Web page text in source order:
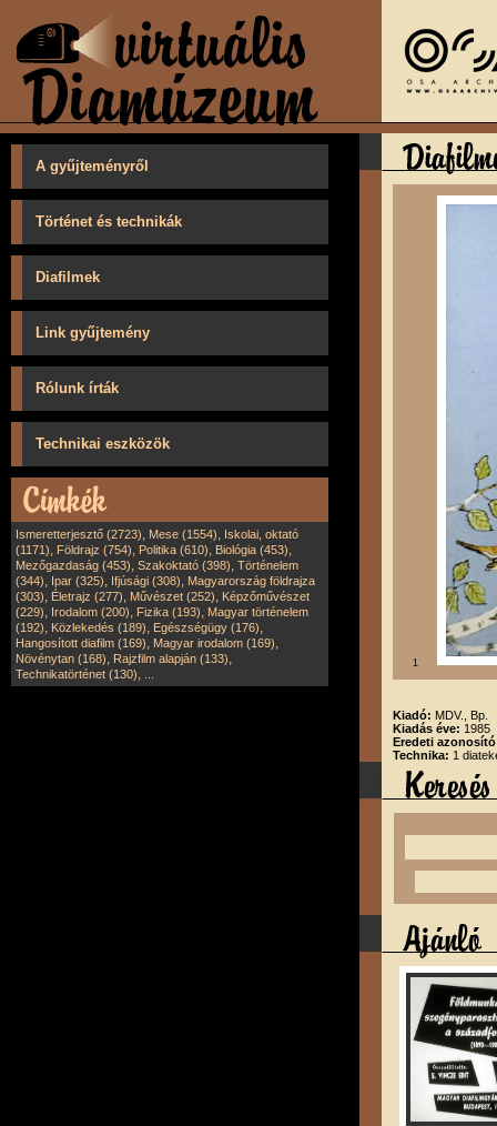
A gyűjteményről
Történet és technikák
Diafilmek
Link gyűjtemény
Rólunk írták
Technikai eszközök
Ismeretterjesztő (2723), Mese (1554), Iskolai, oktató
(1171), Földrajz (754), Politika (610), Biológia (453),
Mezőgazdaság (453), Szakoktató (398), Történelem
(344), Ipar (325), Ifjúsági (308), Magyarország földrajza
(303), Életrajz (277), Művészet (252), Képzőművészet
(229), Irodalom (200), Fizika (193), Magyar történelem
(192), Közlekedés (189), Egészségügy (176),
Hangosított diafilm (169), Magyar irodalom (169),
Növénytan (168), Rajzfilm alapján (133),
Technikatörténet (130),
1
Kiadó: MDV., Bp.
Kiadás éve: 1985
Eredeti
Technika: 1